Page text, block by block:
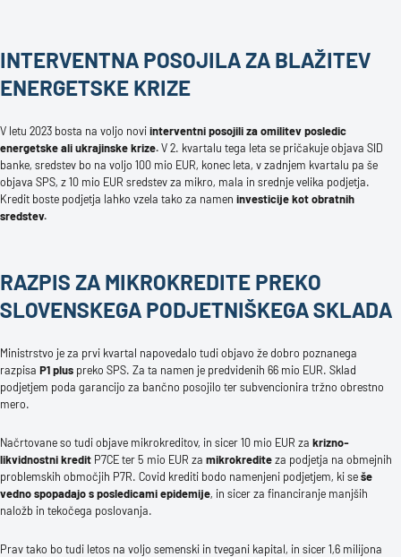
INTERVENTNA POSOJILA ZA BLAŽITEV
ENERGETSKE KRIZE
V letu 2023 bosta na voljo noviinterventni posojili za omilitev posledic
energetske ali ukrajinske krize.V 2. kvartalu tega leta se pričakuje objava SID
banke, sredstev bo na voljo 100 mio EUR, konec leta, v zadnjem kvartalu pa še
objava SPS, z 10 mio EUR sredstev za mikro, mala in srednje velika podjetja.
Kredit boste podjetja lahko vzela tako za namen investicije kot obratnih
sredstev.
RAZPIS ZA MIKROKREDITE PREKO
SLOVENSKEGA PODJETNIŠKEGA SKLADA
Ministrstvo je za prvi kvartal napovedalo tudi objavo že dobro poznanega
razpisa P1 plus preko SPS. Za ta namen je predvidenih 66 mio EUR. Sklad
podjetjem poda garancijo za bančno posojilo ter subvencionira tržno obrestno
mero.
Načrtovane so tudi objave mikrokreditov, in sicer 10 mio EUR za krizno-
likvidnostni kredit P7CE ter 5 mio EUR za mikrokrediteza podjetja na obmejnih
problemskih območjih P7R. Covid krediti bodo namenjeni podjetjem, ki seše
vedno spopadajo s posledicami epidemije, in sicer za financiranje manjših
naložb in tekočega poslovanja.
Prav tako bo tudi letos na voljo semenski in tvegani kapital, in sicer 1,6 milijona